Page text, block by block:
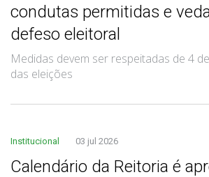
condutas permitidas e
defeso eleitoral
Medidas devem ser respeitadas de 4
das eleições
Institucional 03 jul 2026
Calendário da Reitoria é